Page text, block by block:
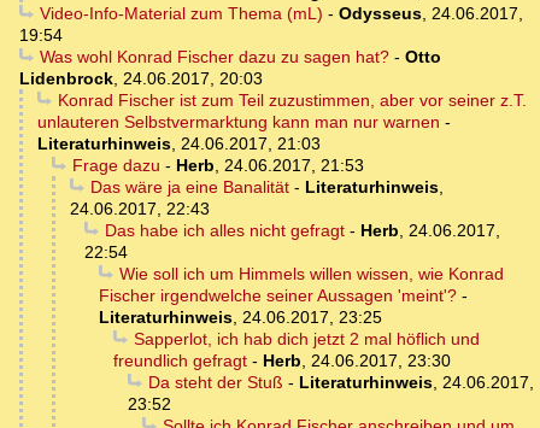
Video-Info-Material zum Thema (mL) - Odysseus, 24.06.2017,
19:54
Was wohl Konrad Fischer dazu zu sagen hat?- Otto
Lidenbrock, 24.06.2017, 20:03
Konrad Fischer ist zum Teil zuzustimmen, aber vor seiner z.T.
unlauteren Selbstvermarktung kann man nur warnen -
Literaturhinweis, 24.06.2017, 21:03
Frage dazu - Herb, 24.06.2017, 21:53
Das wäre ja eine Banalität- Literaturhinweis,
24.06.2017, 22:43
Das habe ich alles nicht gefragt- Herb, 24.06.2017,
22:54
Wie soll ich um Himmels willen wissen, wie Konrad
Fischer irgendwelche seiner Aussagen 'meint'? -
Literaturhinweis, 24.06.2017, 23:25
Sapperlot, ich hab dich jetzt 2 mal höflich und
freundlich gefragt - Herb, 24.06.2017, 23:30
Da steht der Stuß - Literaturhinweis, 24.06.2017,
23:52